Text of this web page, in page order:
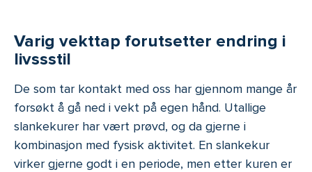
Varig vekttap forutsetter endring i
livssstil
De som tar kontakt med oss har gjennom mange år
forsøkt å gå ned i vekt på egen hånd. Utallige
slankekurer har vært prøvd, og da gjerne i
kombinasjon med fysisk aktivitet. En slankekur
virker gjerne godt i en periode, men etter kuren er